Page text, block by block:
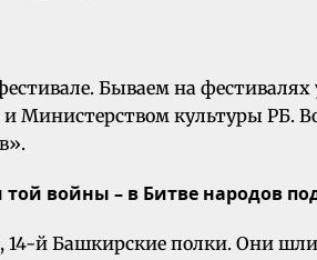
Бываем на фестивалях
культуры РБ.
войны – в Битве народов
й Башкирские полки. Они